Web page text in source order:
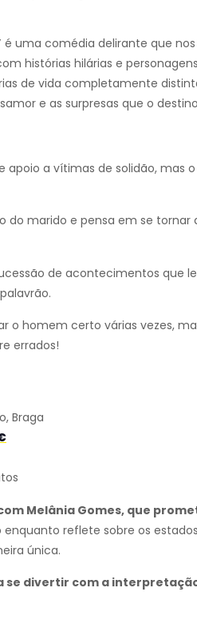
é uma comédia delirante que
histórias hilárias e
de vida completamente
e as surpresas que o
apoio a vítimas de solidão, mas
do marido e pensa em se
de acontecimentos que
o homem certo várias vezes,
errados!
Braga
Melânia Gomes, que
reflete sobre os
única.
se divertir com a